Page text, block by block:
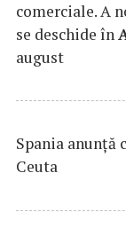
comerciale. A
se deschide în
august
Spania
Ceuta